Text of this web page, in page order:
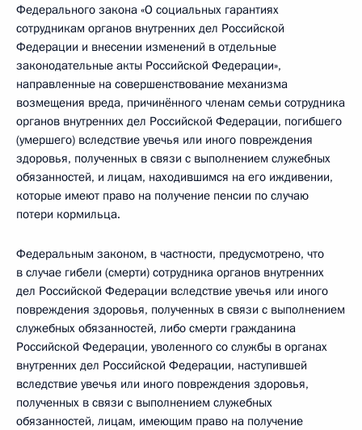
Федерального закона «О социальных гарантиях
сотрудникам органов внутренних дел Российской
Федерации и внесении изменений в отдельные
законодательные акты Российской Федерации»,
направленные на совершенствование механизма
возмещения вреда, причинённого членам семьи сотрудника
органов внутренних дел Российской Федерации, погибшего
(умершего) вследствие увечья или иного повреждения
здоровья, полученных в связи с выполнением служебных
обязанностей, и лицам, находившимся на его иждивении,
которые имеют право на получение пенсии по случаю
потери кормильца.
Федеральным законом, в частности, предусмотрено, что
в случае гибели (смерти) сотрудника органов внутренних
дел Российской Федерации вследствие увечья или иного
повреждения здоровья, полученных в связи с выполнением
служебных обязанностей, либо смерти гражданина
Российской Федерации, уволенного со службы в органах
внутренних дел Российской Федерации, наступившей
вследствие увечья или иного повреждения здоровья,
полученных в связи с выполнением служебных
обязанностей, лицам, имеющим право на получение